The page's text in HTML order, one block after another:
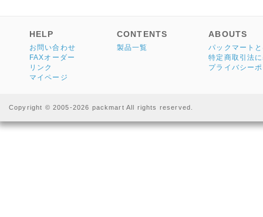
HELP
お問い合わせ
FAXオーダー
リンク
マイページ
CONTENTS
製品一覧
ABOUTS
パックマート
特定商取引法
プライバシー
Copyright © 2005-2026 packmart All rights reserved.